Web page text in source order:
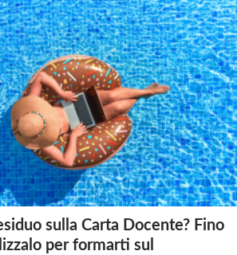
sulla Carta Docente? Fino
per formarti sul